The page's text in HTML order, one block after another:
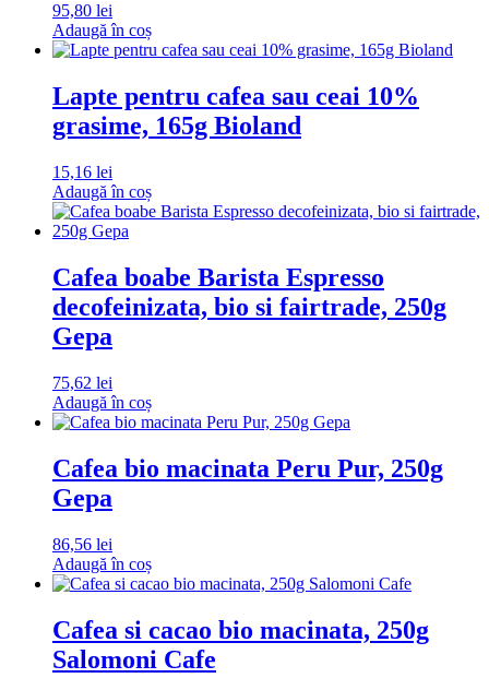
95,80 lei
Adaugă în coș
Lapte pentru cafea sau ceai 10%
grasime, 165g Bioland
15,16 lei
Adaugă în coș
Cafea boabe Barista Espresso
decofeinizata, bio si fairtrade, 250g
Gepa
75,62 lei
Adaugă în coș
Cafea bio macinata Peru Pur, 250g
Gepa
86,56 lei
Adaugă în coș
Cafea si cacao bio macinata, 250g
Salomoni Cafe